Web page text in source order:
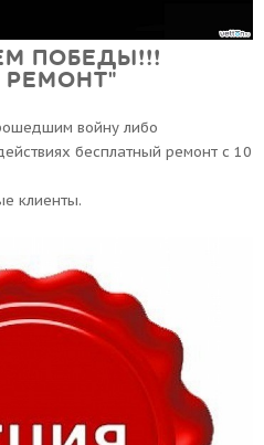
ПОБЕДЫ!!!
РЕМОНТ"
войну либо
бесплатный ремонт с 10
клиенты.